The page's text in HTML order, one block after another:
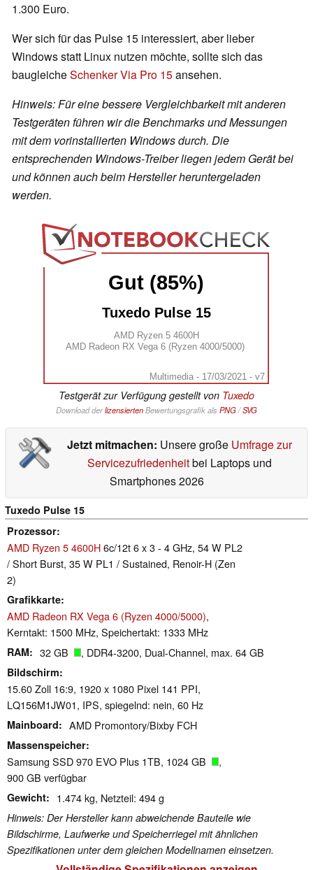
1.300 Euro.
Wer sich für das Pulse 15 interessiert, aber lieber
Windows statt Linux nutzen möchte, sollte sich das
baugleicheSchenker Via Pro 15ansehen.
Hinweis: Für eine bessere Vergleichbarkeit mit anderen
Testgeräten führen wir die Benchmarks und Messungen
mit dem vorinstallierten Windows durch. Die
entsprechenden Windows-Treiber liegen jedem Gerät bei
und können auch beim Hersteller heruntergeladen
werden.
Gut (85%)
Tuxedo Pulse 15
AMD Ryzen 5 4600H
AMD Radeon RX Vega 6 (Ryzen 4000/5000)
Multimedia - 17/03/2021 - v7
Testgerät zur Verfügung gestellt von Tuxedo
Download derlizensiertenBewertungsgrafik als PNG/SVG
Jetzt mitmachen: Unsere große Umfrage zur
Servicezufriedenheitbei Laptops und
Smartphones 2026
Tuxedo Pulse 15
Prozessor
AMD Ryzen 5 4600H6c/12t 6 x 3 - 4 GHz, 54 W PL2
/ Short Burst, 35 W PL1 / Sustained, Renoir-H (Zen
2)
Grafikkarte
AMD Radeon RX Vega 6 (Ryzen 4000/5000),
Kerntakt: 1500 MHz, Speichertakt: 1333 MHz
RAM 32 GB , DDR4-3200, Dual-Channel, max. 64 GB
Bildschirm
15.60 Zoll 16:9, 1920 x 1080 Pixel 141 PPI,
LQ156M1JW01, IPS, spiegelnd: nein, 60 Hz
Mainboard AMD Promontory/Bixby FCH
Massenspeicher
Samsung SSD 970 EVO Plus 1TB, 1024 GB
,
900 GB verfügbar
Gewicht 1.474 kg, Netzteil: 494 g
Hinweis: Der Hersteller kann abweichende Bauteile wie
Bildschirme, Laufwerke und Speicherriegel mit ähnlichen
Spezifikationen unter dem gleichen Modellnamen einsetzen.